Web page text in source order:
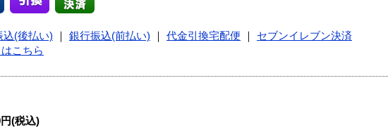
込(後払い) 銀行振込(前払い) 代金引換宅配便
セブンイレブン決済
こちら
(税込)